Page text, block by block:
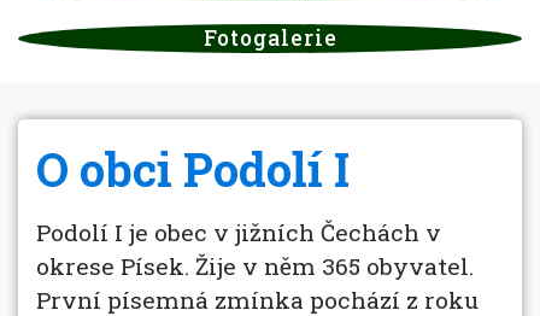
Fotogalerie
O obci Podolí I
Podolí I je obec v jižních Čechách v
okrese Písek. Žije v něm 365 obyvatel.
První písemná zmínka pochází z roku